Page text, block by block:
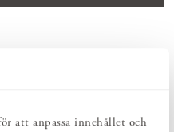
att anpassa innehållet och